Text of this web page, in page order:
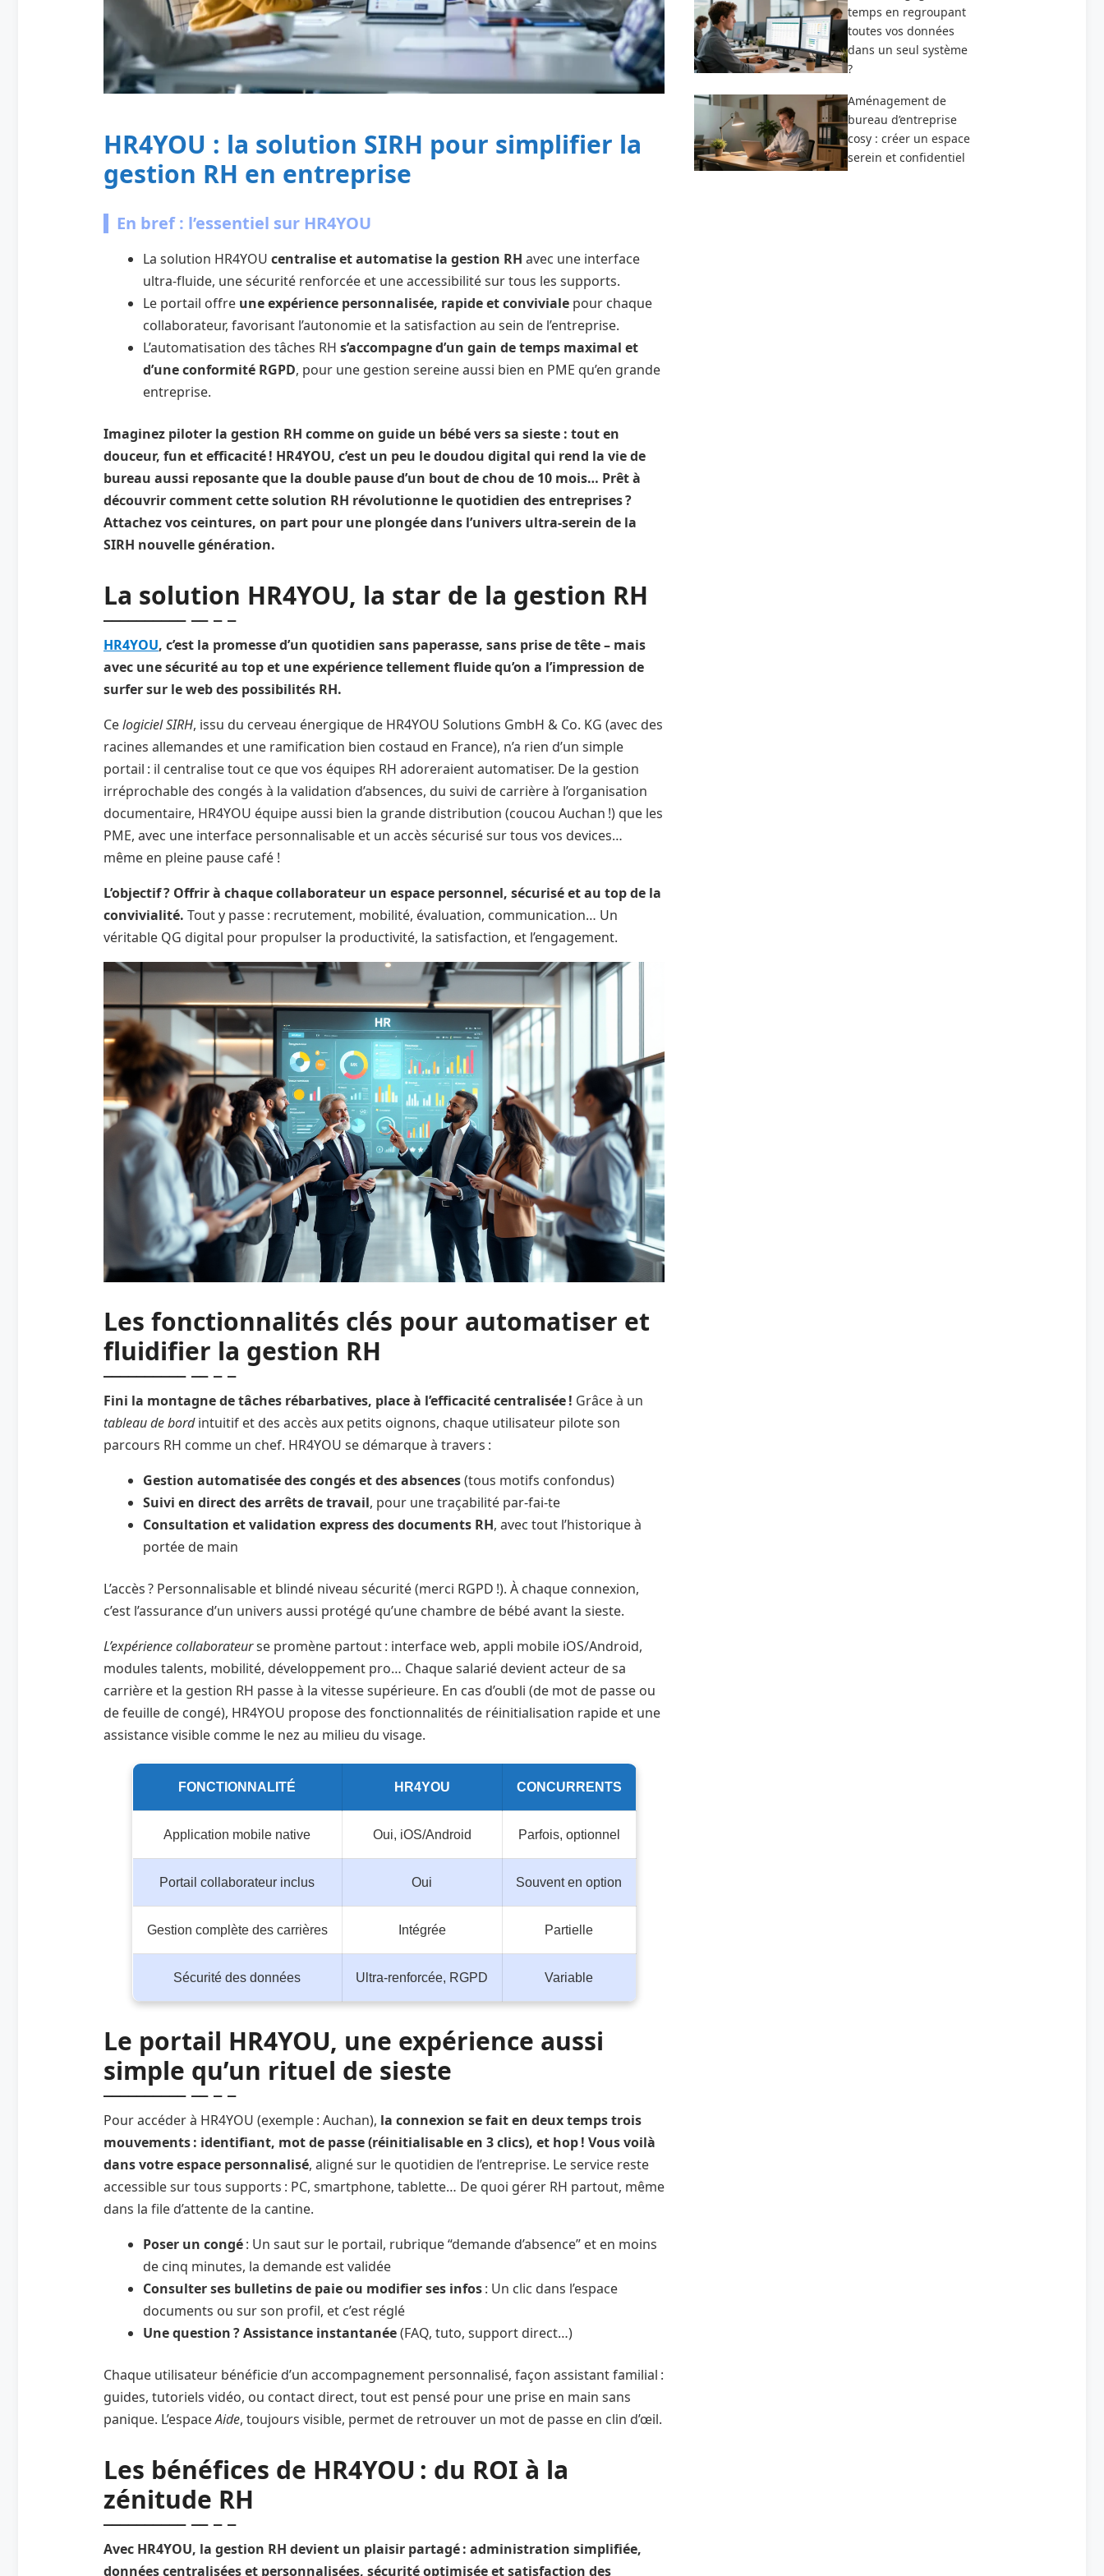
HR4YOU : la solution SIRH pour simplifier la
gestion RH en entreprise
En bref : l’essentiel sur HR4YOU
La solution HR4YOU centralise et automatise la gestion RH avec une interface
ultra-fluide, une sécurité renforcée et une accessibilité sur tous les supports.
Le portail offre une expérience personnalisée, rapide et conviviale pour chaque
collaborateur, favorisant l’autonomie et la satisfaction au sein de l’entreprise.
L’automatisation des tâches RH s’accompagne d’un gain de temps maximal et
d’une conformité RGPD, pour une gestion sereine aussi bien en PME qu’en grande
entreprise.
Imaginez piloter la gestion RH comme on guide un bébé vers sa sieste : tout en
douceur, fun et efficacité ! HR4YOU, c’est un peu le doudou digital qui rend la vie de
bureau aussi reposante que la double pause d’un bout de chou de 10 mois… Prêt à
découvrir comment cette solution RH révolutionne le quotidien des entreprises ?
Attachez vos ceintures, on part pour une plongée dans l’univers ultra-serein de la
SIRH nouvelle génération.
La solution HR4YOU, la star de la gestion RH
HR4YOU, c’est la promesse d’un quotidien sans paperasse, sans prise de tête – mais
avec une sécurité au top et une expérience tellement fluide qu’on a l’impression de
surfer sur le web des possibilités RH.
Celogiciel SIRH, issu du cerveau énergique de HR4YOU Solutions GmbH & Co. KG (avec des
racines allemandes et une ramification bien costaud en France), n’a rien d’un simple
portail : il centralise tout ce que vos équipes RH adoreraient automatiser. De la gestion
irréprochable des congés à la validation d’absences, du suivi de carrière à l’organisation
documentaire, HR4YOU équipe aussi bien la grande distribution (coucou Auchan !) que les
PME, avec une interface personnalisable et un accès sécurisé sur tous vos devices…
même en pleine pause café !
L’objectif ? Offrir à chaque collaborateur un espace personnel, sécurisé et au top de la
convivialité. Tout y passe : recrutement, mobilité, évaluation, communication… Un
véritable QG digital pour propulser la productivité, la satisfaction, et l’engagement.
Les fonctionnalités clés pour automatiser et
fluidifier la gestion RH
Fini la montagne de tâches rébarbatives, place à l’efficacité centralisée ! Grâce à un
tableau de bordintuitif et des accès aux petits oignons, chaque utilisateur pilote son
parcours RH comme un chef. HR4YOU se démarque à travers :
Gestion automatisée des congés et des absences(tous motifs confondus)
Suivi en direct des arrêts de travail, pour une traçabilité par-fai-te
Consultation et validation express des documents RH, avec tout l’historique à
portée de main
L’accès ? Personnalisable et blindé niveau sécurité (merci RGPD !). À chaque connexion,
c’est l’assurance d’un univers aussi protégé qu’une chambre de bébé avant la sieste.
L’expérience collaborateurse promène partout : interface web, appli mobile iOS/Android,
modules talents, mobilité, développement pro… Chaque salarié devient acteur de sa
carrière et la gestion RH passe à la vitesse supérieure. En cas d’oubli (de mot de passe ou
de feuille de congé), HR4YOU propose des fonctionnalités de réinitialisation rapide et une
assistance visible comme le nez au milieu du visage.
FONCTIONNALITÉ HR4YOU CONCURRENTS
Application mobile native Oui, iOS/Android Parfois, optionnel
Portail collaborateur inclus Oui Souvent en option
Gestion complète des carrières Intégrée Partielle
Sécurité des données Ultra-renforcée, RGPD Variable
Le portail HR4YOU, une expérience aussi
simple qu’un rituel de sieste
Pour accéder à HR4YOU (exemple : Auchan), la connexion se fait en deux temps trois
mouvements : identifiant, mot de passe (réinitialisable en 3 clics), et hop ! Vous voilà
dans votre espace personnalisé, aligné sur le quotidien de l’entreprise. Le service reste
accessible sur tous supports : PC, smartphone, tablette… De quoi gérer RH partout, même
dans la file d’attente de la cantine.
Poser un congé: Un saut sur le portail, rubrique “demande d’absence” et en moins
de cinq minutes, la demande est validée
Consulter ses bulletins de paie ou modifier ses infos: Un clic dans l’espace
documents ou sur son profil, et c’est réglé
Une question ? Assistance instantanée(FAQ, tuto, support direct…)
Chaque utilisateur bénéficie d’un accompagnement personnalisé, façon assistant familial :
guides, tutoriels vidéo, ou contact direct, tout est pensé pour une prise en main sans
panique. L’espaceAide, toujours visible, permet de retrouver un mot de passe en clin d’œil.
Les bénéfices de HR4YOU : du ROI à la
zénitude RH
Avec HR4YOU, la gestion RH devient un plaisir partagé : administration simplifiée,
données centralisées et personnalisées, sécurité optimisée et satisfaction des
temps en regroupant
toutes vos données
dans un seul système
?
Aménagement de
bureau d’entreprise
cosy : créer un espace
serein et confidentiel